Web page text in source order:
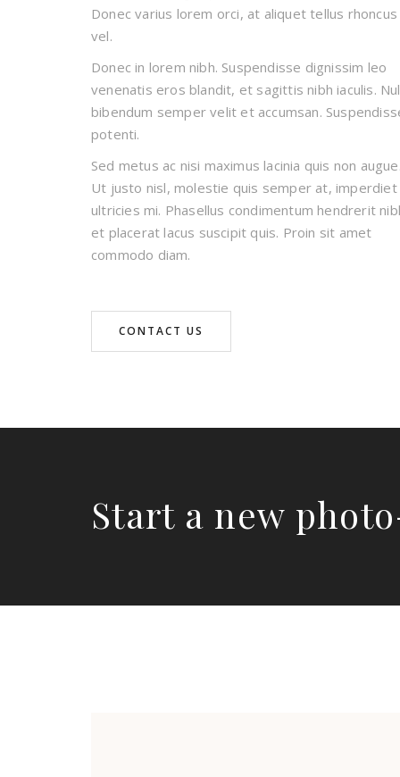
Donec varius lorem orci, at aliquet tellus rhoncus
vel.
Donec in lorem nibh. Suspendisse dignissim leo
venenatis eros blandit, et sagittis nibh iaculis.
bibendum semper velit et accumsan.
potenti.
Sed metus ac nisi maximus lacinia quis non augue.
Ut justo nisl, molestie quis semper at, imperdiet
ultricies mi. Phasellus condimentum hendrerit
et placerat lacus suscipit quis. Proin sit amet
commodo diam.
CONTACT US
Start a new